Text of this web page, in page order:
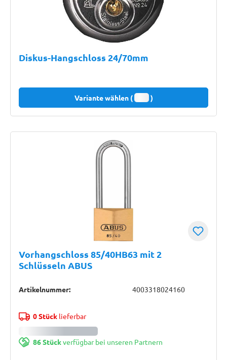
Diskus-Hangschloss 24/70mm
Variante wählen ( )
Vorhangschloss 85/40HB63 mit 2
Schlüsseln ABUS
Artikelnummer: 4003318024160
0 Stücklieferbar
86 Stückverfügbar bei unseren Partnern